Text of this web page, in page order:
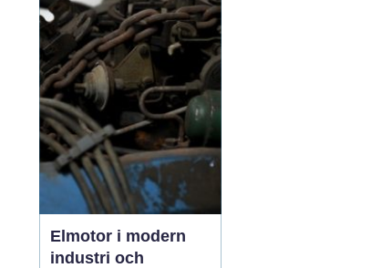
påverkar både
inomhusklimat och
ekonomi. I en stad med
skiftande väder som
Växjö blir valet av
material, utförande05
augusti 2026
Elmotor i modern
industri och